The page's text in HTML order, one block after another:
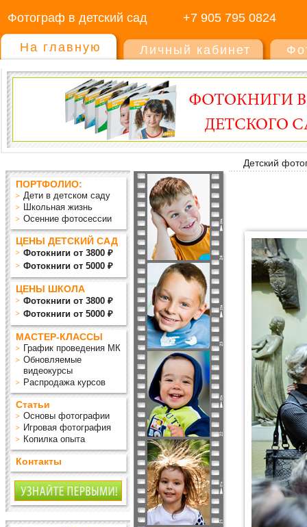
Фотограф в детский сад +7 905 795 0824
На главную Личный кабинет
Детский
ПОРТФОЛИО:
Дети в детском саду
Школьная жизнь
Осенние фотосессии
ЦЕНЫ ДЕТСКИЙ САД
Фотокниги от 3800 ₽
Фотокниги от 5000 ₽
ЦЕНЫ ШКОЛА
Фотокниги от 3800 ₽
Фотокниги от 5000 ₽
МАСТЕР-КЛАССЫ
График проведения МК
Обновляемые
видеокурсы
Распродажа курсов
Статьи
Основы фотографии
Игровая фотография
Копилка опыта
Контакты